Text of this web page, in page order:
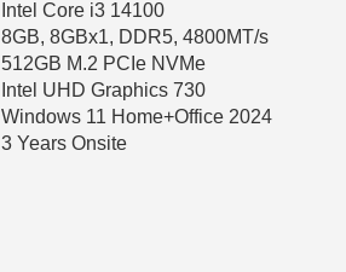
Intel Core i3 14100
8GB, 8GBx1, DDR5, 4800MT/s
512GB M.2 PCIe NVMe
Intel UHD Graphics 730
Windows 11 Home+Office 2024
3 Years Onsite